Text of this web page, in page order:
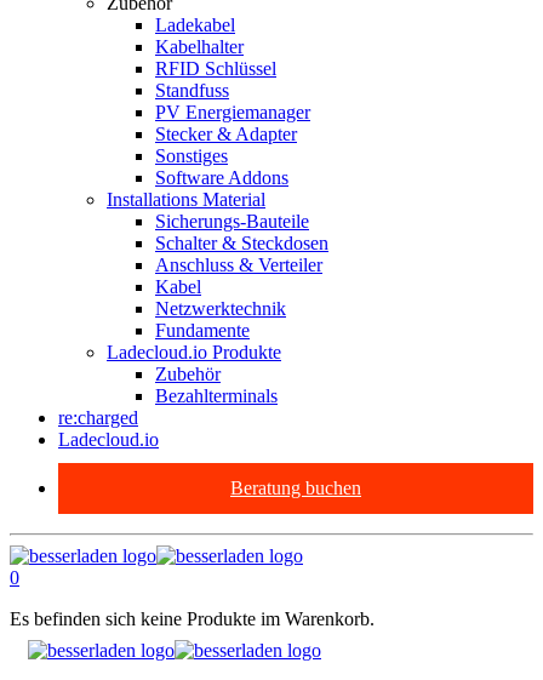
Ladekabel
Kabelhalter
RFID Schlüssel
Standfuss
PV Energiemanager
Stecker & Adapter
Sonstiges
Software Addons
Installations Material
Sicherungs-Bauteile
Schalter & Steckdosen
Anschluss & Verteiler
Kabel
Netzwerktechnik
Fundamente
Ladecloud.io Produkte
Zubehör
Bezahlterminals
re:charged
Ladecloud.io
Beratung buchen
0
Es befinden sich keine Produkte im Warenkorb.